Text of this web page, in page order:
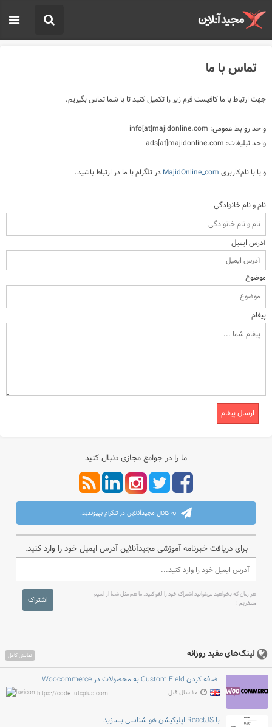
تماس با ما
جهت ارتباط با ما کافیست فرم زیر را تکمیل کنید تا با شما تماس بگیریم.
واحد روابط عمومی: info[at]majidonline.com
واحد تبلیغات: ads[at]majidonline.com
و یا با نام‌کاربری MajidOnline_com در تلگرام با ما در ارتباط باشید.
نام و نام خانوادگی
آدرس ایمیل
موضوع
پیغام
ارسال پیغام
ما را در جوامع مجازی دنبال کنید
به کانال مجیدآنلاین در تلگرام بپیوندید!
برای دریافت خبرنامه آموزشی مجیدآنلاین آدرس ایمیل خود را وارد کنید.
هر زمان که بخواهید می‌توانید اشتراک خود را لغو کنید. ما هم مثل شما از اسپم
متنفریم !
اشتراک
لینک‌های مفید روزانه نمایش کامل
اضافه کردن Custom Field به محصولات در Woocommerce
https://code.tutsplus.com ۱۰ سال قبل
با ReactJS اپلیکیشن هواشناسی بسازید